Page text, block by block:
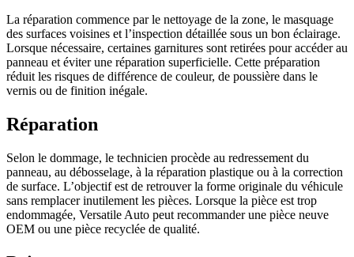
La réparation commence par le nettoyage de la zone, le masquage
des surfaces voisines et l’inspection détaillée sous un bon éclairage.
Lorsque nécessaire, certaines garnitures sont retirées pour accéder au
panneau et éviter une réparation superficielle. Cette préparation
réduit les risques de différence de couleur, de poussière dans le
vernis ou de finition inégale.
Réparation
Selon le dommage, le technicien procède au redressement du
panneau, au débosselage, à la réparation plastique ou à la correction
de surface. L’objectif est de retrouver la forme originale du véhicule
sans remplacer inutilement les pièces. Lorsque la pièce est trop
endommagée, Versatile Auto peut recommander une pièce neuve
OEM ou une pièce recyclée de qualité.